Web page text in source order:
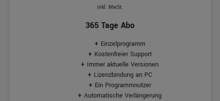
inkl. MwSt.
365 Tage Abo
Einzelprogramm
Kostenfreier Support
Immer aktuelle Versionen
Lizenzbindung an PC
Ein Programmnutzer
Automatische Verlängerung